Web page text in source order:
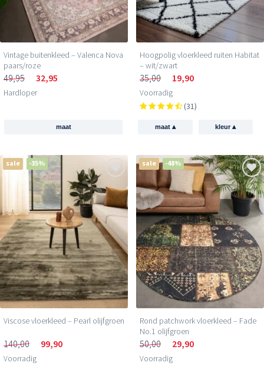
Vintage buitenkleed – Valenca Nova
paars/roze
49,95 32,95
Hardloper
maat
Hoogpolig vloerkleed ruiten Habitat
– wit/zwart
35,00 19,90
Voorradig
(31)
maat ▴ kleur▴
sale -35%
Viscose vloerkleed – Pearl olijfgroen
140,00 99,90
Voorradig
sale -48%
Rond patchwork vloerkleed – Fade
No.1 olijfgroen
50,00 29,90
Voorradig